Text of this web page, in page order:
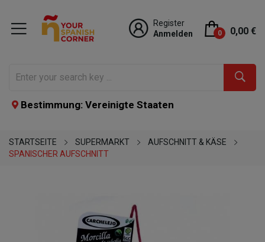
Register
Anmelden
0 0,00 €
Bestimmung: Vereinigte Staaten
STARTSEITE SUPERMARKT
AUFSCHNITT & KÄSE
SPANISCHER AUFSCHNITT